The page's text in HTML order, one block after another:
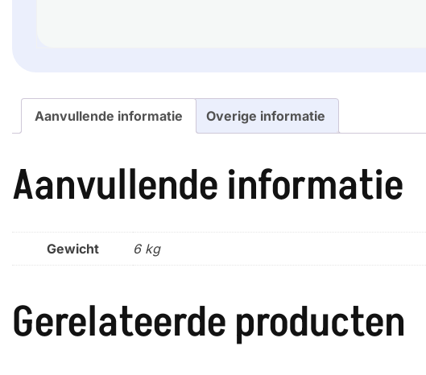
Aanvullende informatie Overige informatie
Aanvullende informatie
Gewicht 6 kg
Gerelateerde producten